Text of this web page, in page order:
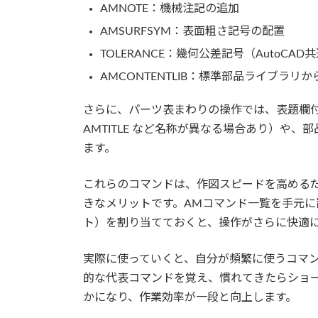
AMNOTE：機械注記の追加
AMSURFSYM：表面粗さ記号の配置
TOLERANCE：幾何公差記号（AutoCAD
AMCONTENTLIB：標準部品ライブラリか
さらに、パーツ表まわりの操作では、表題
AMTITLE など名称が異なる場合あり）や、
ます。
これらのコマンドは、作図スピードを高め
きなメリットです。AMコマンド一覧を手元
ト）を割り当てておくと、操作がさらに快適
実際に使っていくと、自分が頻繁に使うコマ
的な代表コマンドを覚え、慣れてきたらショ
かになり、作業効率が一段と向上します。